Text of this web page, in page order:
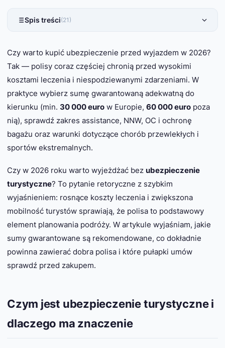
Spis treści(21)
Czy warto kupić ubezpieczenie przed wyjazdem w 2026?
Tak — polisy coraz częściej chronią przed wysokimi
kosztami leczenia i niespodziewanymi zdarzeniami. W
praktyce wybierz sumę gwarantowaną adekwatną do
kierunku (min. 30 000 euro w Europie, 60 000 euro poza
nią), sprawdź zakres assistance, NNW, OC i ochronę
bagażu oraz warunki dotyczące chorób przewlekłych i
sportów ekstremalnych.
Czy w 2026 roku warto wyjeżdżać bez ubezpieczenie
turystyczne? To pytanie retoryczne z szybkim
wyjaśnieniem: rosnące koszty leczenia i zwiększona
mobilność turystów sprawiają, że polisa to podstawowy
element planowania podróży. W artykule wyjaśniam, jakie
sumy gwarantowane są rekomendowane, co dokładnie
powinna zawierać dobra polisa i które pułapki umów
sprawdź przed zakupem.
Czym jest ubezpieczenie turystyczne i
dlaczego ma znaczenie